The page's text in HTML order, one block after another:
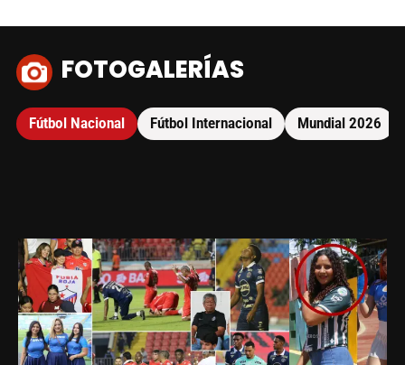
FOTOGALERÍAS
Fútbol Nacional Fútbol Internacional Mundial 2026